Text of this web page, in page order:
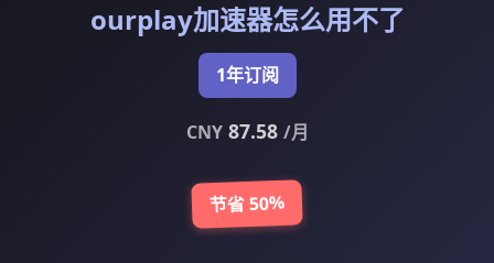
ourplay加速器怎么用不了
1年订阅
CNY87.58 /月
节省 50%